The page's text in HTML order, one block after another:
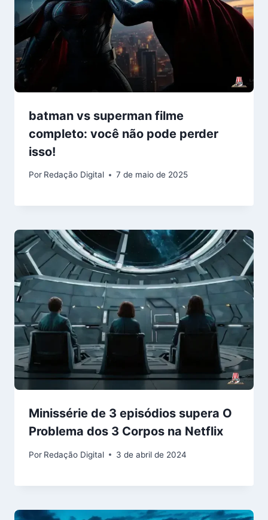
batman vs superman filme
completo: você não pode perder
isso!
Por Redação Digital 7 de maio de 2025
Minissérie de 3 episódios supera O
Problema dos 3 Corpos na Netflix
Por Redação Digital 3 de abril de 2024